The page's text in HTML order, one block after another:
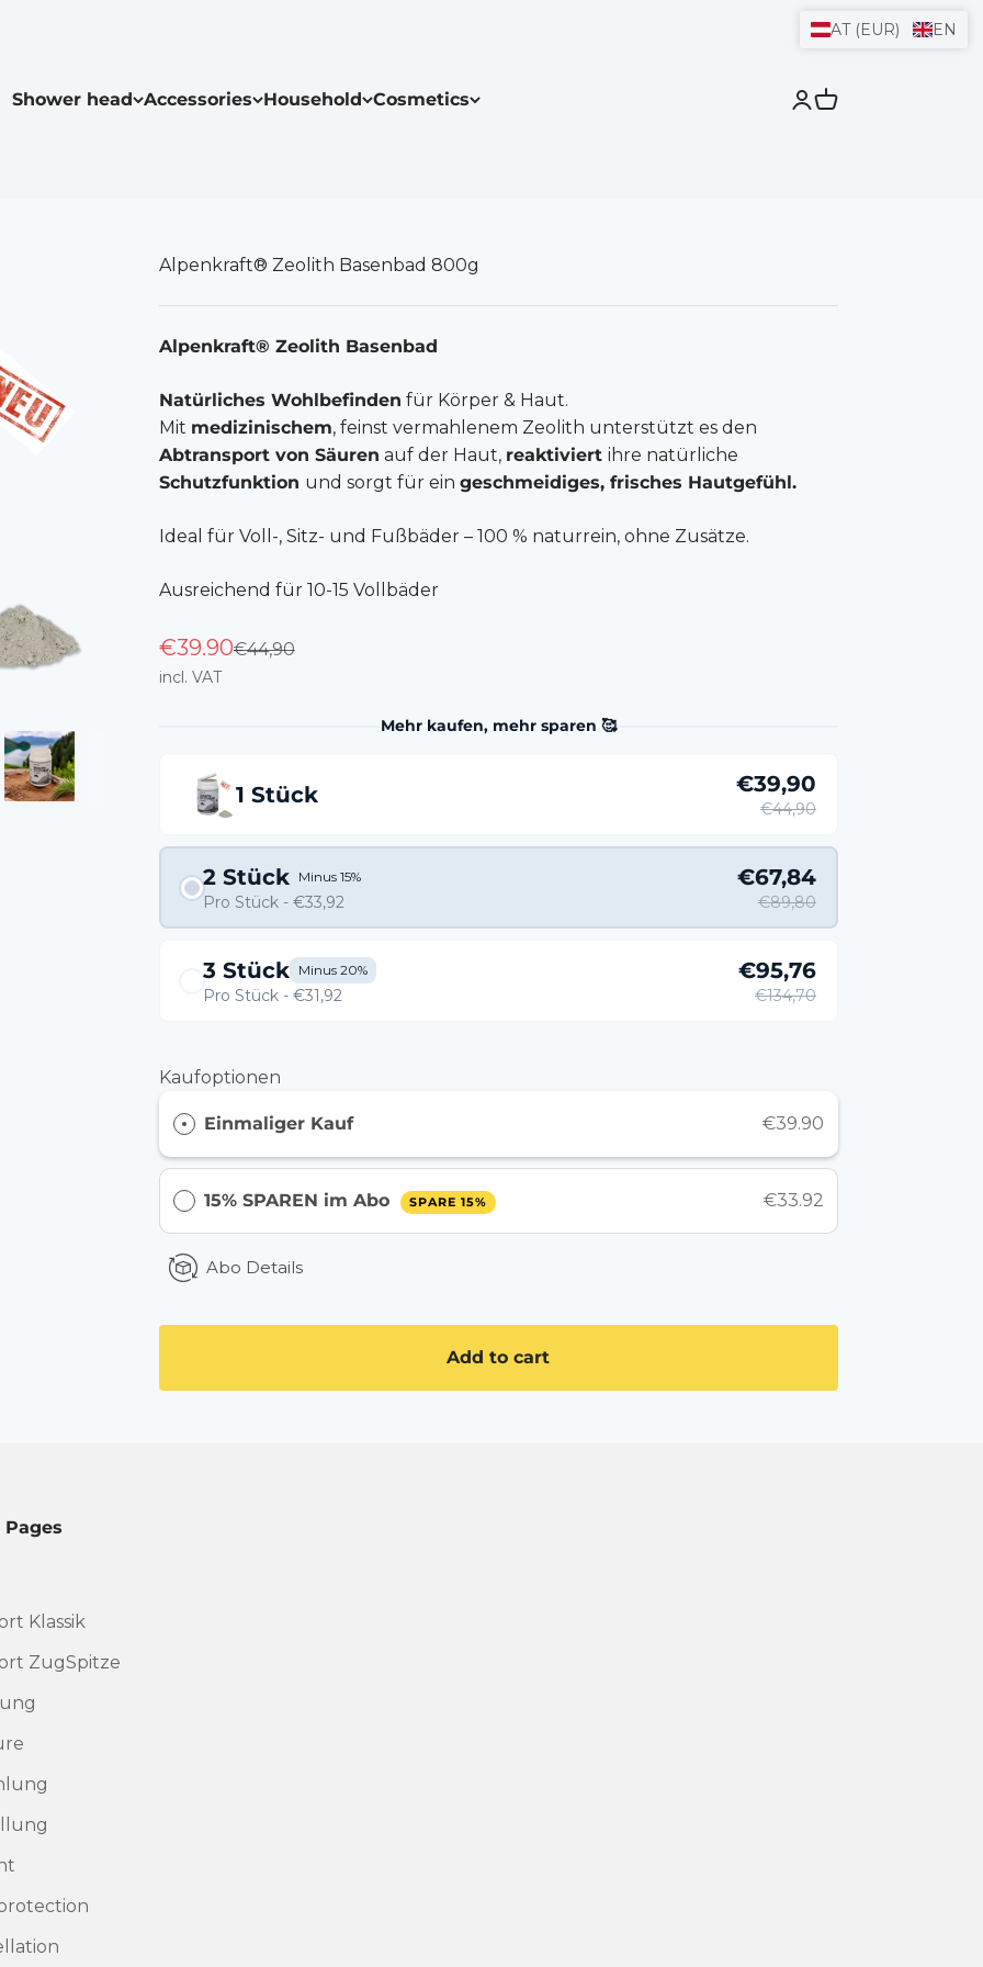
Shower head Accessories Household Cosmetics Open customer
Open shopping
Alpenkraft® Zeolith Basenbad 800g
Alpenkraft® Zeolith Basenbad
Natürliches Wohlbefinden für Körper & Haut.
Mit medizinischem, feinst vermahlenem Zeolith unterstützt es den
Abtransport von Säuren auf der Haut, reaktiviert ihre natürliche
Schutzfunktion und sorgt für ein geschmeidiges, frisches Hautgefühl.
Ideal für Voll-, Sitz- und Fußbäder – 100 % naturrein, ohne Zusätze.
Ausreichend für 10-15 Vollbäder
€39.90Regular price
€44,90
incl. VAT
Mehr kaufen, mehr sparen 🥰
1 Stück €39,90
€44,90
2 Stück Minus 15%
Pro Stück - €33,92
€67,84
€89,80
3 Stück Minus 20%
Pro Stück - €31,92
€95,76
€134,70
Kaufoptionen
Einmaliger Kauf €39.90
15% SPAREN im Abo SPARE 15% €33.92
Abo Details
Add to cart
Klassik
ZugSpitze
AT (EUR) EN